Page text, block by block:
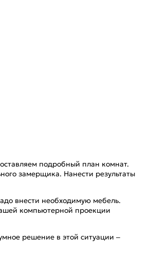
подробный план комнат.
замерщика. Нанести результаты
внести необходимую мебель.
компьютерной проекции
решение в этой ситуации –